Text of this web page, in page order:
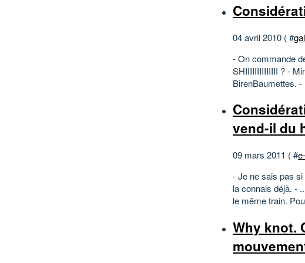
04 avril 2010 ( #
- On commande
SHIIIIIIIIIIIIII ? -
BirenBaumettes.
vend-il du
09 mars 2011 ( #
- Je ne sais pas
la connais déjà. -
le même train.
Why knot.